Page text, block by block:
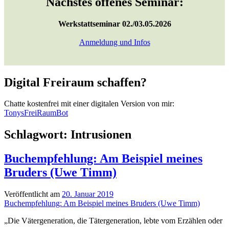
Werkstattseminar 02./03.05.2026
Anmeldung und Infos
Digital Freiraum schaffen?
Chatte kostenfrei mit einer digitalen Version von mir:
TonysFreiRaumBot
Schlagwort: Intrusionen
Buchempfehlung: Am Beispiel meines
Bruders (Uwe Timm)
Veröffentlicht am 20. Januar 2019
Buchempfehlung: Am Beispiel meines Bruders (Uwe Timm)
„Die Vätergeneration, die Tätergeneration, lebte vom Erzählen oder